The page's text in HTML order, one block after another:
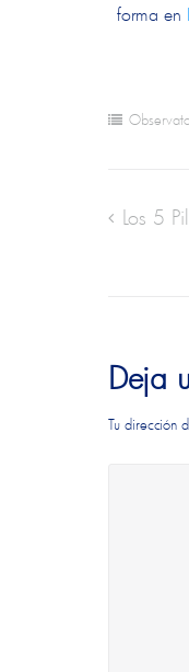
forma en
Los 5
Deja
Tu dirección